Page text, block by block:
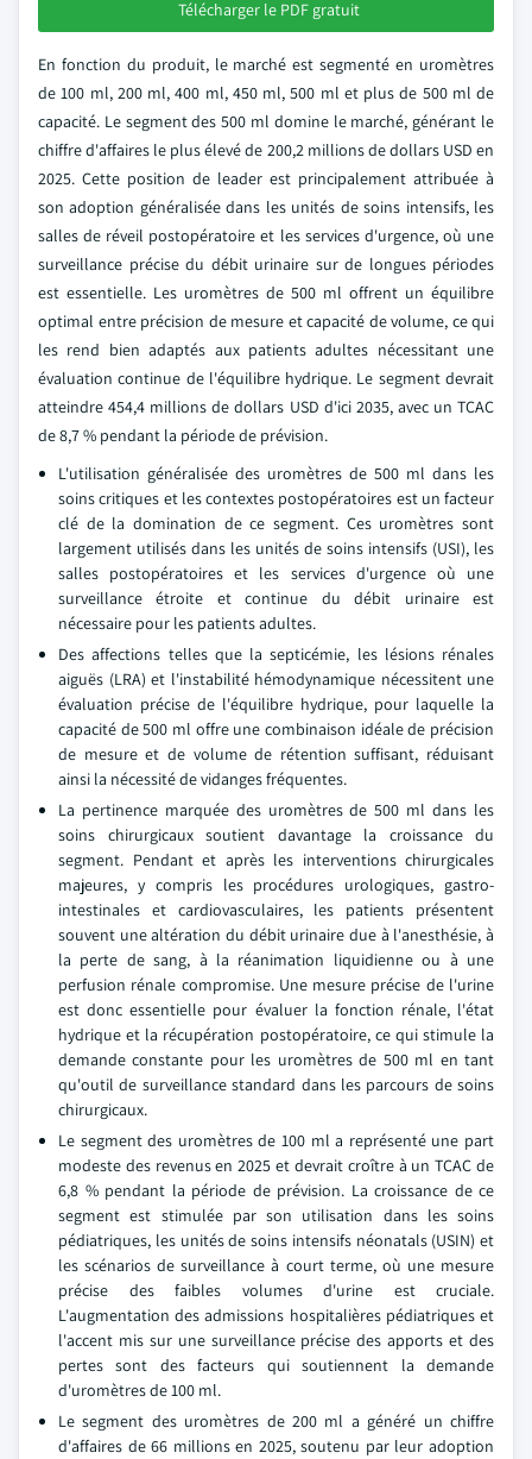
Télécharger le PDF gratuit
En fonction du produit, le marché est segmenté en uromètres
de 100 ml, 200 ml, 400 ml, 450 ml, 500 ml et plus de 500 ml de
capacité. Le segment des 500 ml domine le marché, générant le
chiffre d'affaires le plus élevé de 200,2 millions de dollars USD en
2025. Cette position de leader est principalement attribuée à
son adoption généralisée dans les unités de soins intensifs, les
salles de réveil postopératoire et les services d'urgence, où une
surveillance précise du débit urinaire sur de longues périodes
est essentielle. Les uromètres de 500 ml offrent un équilibre
optimal entre précision de mesure et capacité de volume, ce qui
les rend bien adaptés aux patients adultes nécessitant une
évaluation continue de l'équilibre hydrique. Le segment devrait
atteindre 454,4 millions de dollars USD d'ici 2035, avec un TCAC
de 8,7 % pendant la période de prévision.
L'utilisation généralisée des uromètres de 500 ml dans les
soins critiques et les contextes postopératoires est un facteur
clé de la domination de ce segment. Ces uromètres sont
largement utilisés dans les unités de soins intensifs (USI), les
salles postopératoires et les services d'urgence où une
surveillance étroite et continue du débit urinaire est
nécessaire pour les patients adultes.
Des affections telles que la septicémie, les lésions rénales
aiguës (LRA) et l'instabilité hémodynamique nécessitent une
évaluation précise de l'équilibre hydrique, pour laquelle la
capacité de 500 ml offre une combinaison idéale de précision
de mesure et de volume de rétention suffisant, réduisant
ainsi la nécessité de vidanges fréquentes.
La pertinence marquée des uromètres de 500 ml dans les
soins chirurgicaux soutient davantage la croissance du
segment. Pendant et après les interventions chirurgicales
majeures, y compris les procédures urologiques, gastro-
intestinales et cardiovasculaires, les patients présentent
souvent une altération du débit urinaire due à l'anesthésie, à
la perte de sang, à la réanimation liquidienne ou à une
perfusion rénale compromise. Une mesure précise de l'urine
est donc essentielle pour évaluer la fonction rénale, l'état
hydrique et la récupération postopératoire, ce qui stimule la
demande constante pour les uromètres de 500 ml en tant
qu'outil de surveillance standard dans les parcours de soins
chirurgicaux.
Le segment des uromètres de 100 ml a représenté une part
modeste des revenus en 2025 et devrait croître à un TCAC de
6,8 % pendant la période de prévision. La croissance de ce
segment est stimulée par son utilisation dans les soins
pédiatriques, les unités de soins intensifs néonatals (USIN) et
les scénarios de surveillance à court terme, où une mesure
précise des faibles volumes d'urine est cruciale.
L'augmentation des admissions hospitalières pédiatriques et
l'accent mis sur une surveillance précise des apports et des
pertes sont des facteurs qui soutiennent la demande
d'uromètres de 100 ml.
Le segment des uromètres de 200 ml a généré un chiffre
d'affaires de 66 millions en 2025, soutenu par leur adoption